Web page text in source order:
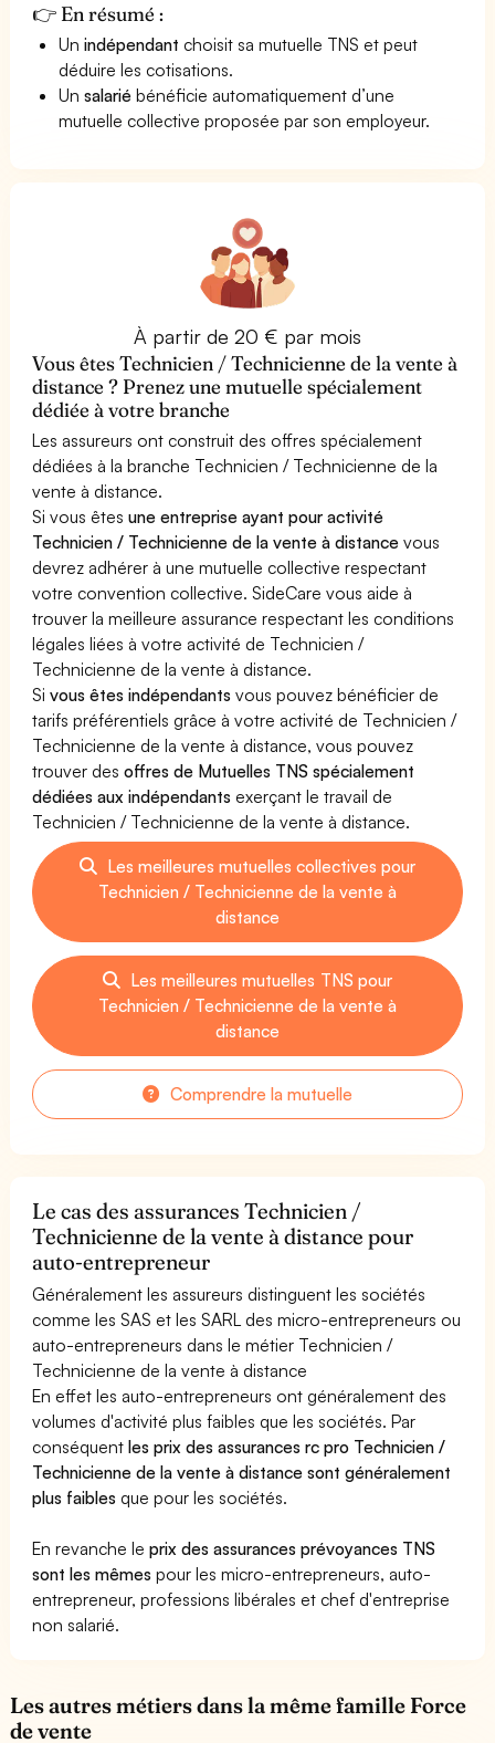
👉 En résumé :
Unindépendant choisit sa mutuelle TNS et peut
déduire les cotisations.
Unsalarié bénéficie automatiquement d’une
mutuelle collective proposée par son employeur.
À partir de 20 € par mois
Vous êtes Technicien / Technicienne de la vente à
distance ? Prenez une mutuelle spécialement
dédiée à votre branche
Les assureurs ont construit des offres spécialement
dédiées à la branche Technicien / Technicienne de la
vente à distance.
Si vous êtesune entreprise ayant pour activité
Technicien / Technicienne de la vente à distance vous
devrez adhérer à une mutuelle collective respectant
votre convention collective. SideCare vous aide à
trouver la meilleure assurance respectant les conditions
légales liées à votre activité de Technicien /
Technicienne de la vente à distance.
Sivous êtes indépendants vous pouvez bénéficier de
tarifs préférentiels grâce à votre activité de Technicien /
Technicienne de la vente à distance, vous pouvez
trouver desoffres de Mutuelles TNS spécialement
dédiées aux indépendants exerçant le travail de
Technicien / Technicienne de la vente à distance.
Les meilleures mutuelles collectives pour
Technicien / Technicienne de la vente à
distance
Les meilleures mutuelles TNS pour
Technicien / Technicienne de la vente à
distance
Comprendre la mutuelle
Le cas des assurances Technicien /
Technicienne de la vente à distance pour
auto-entrepreneur
Généralement les assureurs distinguent les sociétés
comme les SAS et les SARL des micro-entrepreneurs ou
auto-entrepreneurs dans le métier Technicien /
Technicienne de la vente à distance
En effet les auto-entrepreneurs ont généralement des
volumes d'activité plus faibles que les sociétés. Par
conséquentles prix des assurances rc pro Technicien /
Technicienne de la vente à distance sont généralement
plus faibles que pour les sociétés.
En revanche leprix des assurances prévoyances TNS
sont les mêmes pour les micro-entrepreneurs, auto-
entrepreneur, professions libérales et chef d'entreprise
non salarié.
Les autres métiers dans la même famille Force
de vente